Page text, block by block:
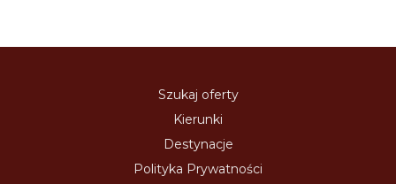
Szukaj oferty
Kierunki
Destynacje
Polityka Prywatności